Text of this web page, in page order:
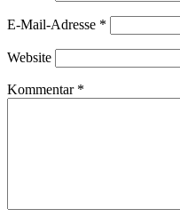
E-Mail-Adresse *
Website
Kommentar *